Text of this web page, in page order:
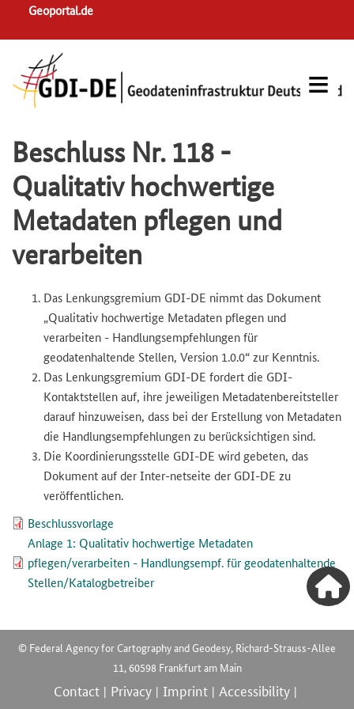
navigation
Geoportal.de
Beschluss Nr. 118 -
Qualitativ hochwertige
Metadaten pflegen und
verarbeiten
Das Lenkungsgremium GDI-DE nimmt das Dokument
„Qualitativ hochwertige Metadaten pflegen und
verarbeiten - Handlungsempfehlungen für
geodatenhaltende Stellen, Version 1.0.0“ zur Kenntnis.
Das Lenkungsgremium GDI-DE fordert die GDI-
Kontaktstellen auf, ihre jeweiligen Metadatenbereitsteller
darauf hinzuweisen, dass bei der Erstellung von Metadaten
die Handlungsempfehlungen zu berücksichtigen sind.
Die Koordinierungsstelle GDI-DE wird gebeten, das
Dokument auf der Inter-netseite der GDI-DE zu
veröffentlichen.
Beschlussvorlage
Anlage 1: Qualitativ hochwertige Metadaten
pflegen/verarbeiten - Handlungsempf. für geodatenhaltende
Stellen/Katalogbetreiber
© Federal Agency for Cartography and Geodesy, Richard-Strauss-Allee
11, 60598 Frankfurt am Main
Contact | Privacy | Imprint | Accessibility |